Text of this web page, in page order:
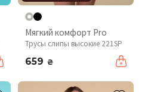
Мягкий комфорт Pro
Трусы слипы высокие 221SP
659 ₴